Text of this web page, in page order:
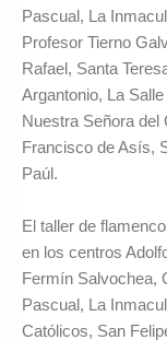
Pascual, La
Profesor Tierno
Rafael, Santa
Argantonio, La
Nuestra Señora del
Francisco de Asís,
Paúl.
El taller de
en los centros
Fermín Salvochea,
Pascual, La
Católicos, San